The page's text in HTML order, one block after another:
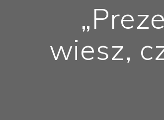
wiesz,